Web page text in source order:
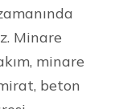
Minare
minare
beton